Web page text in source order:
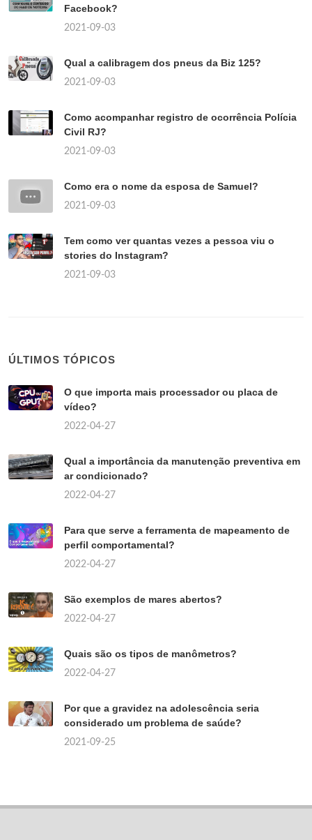
Facebook?
2021-09-03
Qual a calibragem dos pneus da Biz 125?
2021-09-03
Como acompanhar registro de ocorrência Polícia
Civil RJ?
2021-09-03
Como era o nome da esposa de Samuel?
2021-09-03
Tem como ver quantas vezes a pessoa viu o
stories do Instagram?
2021-09-03
ÚLTIMOS TÓPICOS
O que importa mais processador ou placa de
vídeo?
2022-04-27
Qual a importância da manutenção preventiva em
ar condicionado?
2022-04-27
Para que serve a ferramenta de mapeamento de
perfil comportamental?
2022-04-27
São exemplos de mares abertos?
2022-04-27
Quais são os tipos de manômetros?
2022-04-27
Por que a gravidez na adolescência seria
considerado um problema de saúde?
2021-09-25